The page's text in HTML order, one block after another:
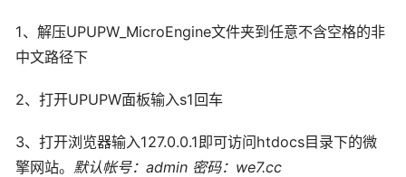
1、解压UPUPW_MicroEngine文件夹到任意不含空格的非
中文路径下
2、打开UPUPW面板输入s1回车
3、打开浏览器输入127.0.0.1即可访问htdocs目录下的微
擎网站。 默认帐号：admin 密码：we7.cc